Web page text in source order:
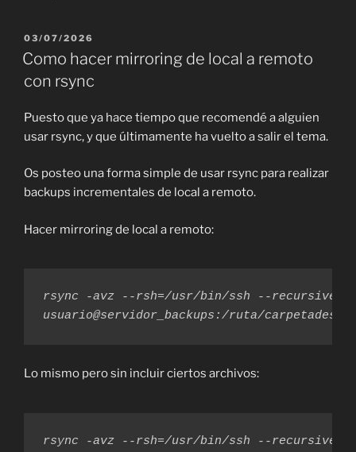
PUBLICADO
EL
03/07/2026
Como hacer mirroring de local a remoto
con rsync
Puesto que ya hace tiempo que recomendé a alguien
usar rsync, y que últimamente ha vuelto a salir el tema.
Os posteo una forma simple de usar rsync para realizar
backups incrementales de local a remoto.
Hacer mirroring de local a remoto:
rsync -avz --rsh=/usr/bin/ssh --recursive
usuario@servidor_backups:/ruta/
Lo mismo pero sin incluir ciertos archivos:
rsync -avz --rsh=/usr/bin/ssh --recursive